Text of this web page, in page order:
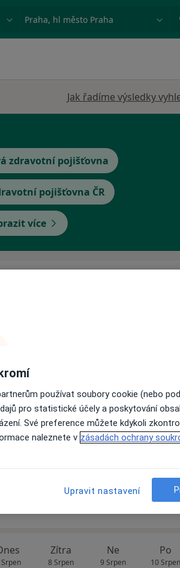
Město nebo region
Jak řadíme výsledky
zdravotní pojišťovna
pojišťovna ČR
více
Zítra
8 Srpen
Ne
9 Srpen
Po
10 Srpen
používat soubory cookie (nebo
pro statistické účely a poskytování
Své preference můžete kdykoli
naleznete v zásadách ochrany
Upravit nastavení